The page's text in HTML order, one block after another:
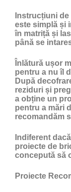
Instrucțiuni de
este simplă și
în matriță și
până se
Înlătură ușor
pentru a nu îl
După
reziduri și
a obține un
pentru a mări
recomandăm
Indiferent
proiecte de
concepută să
Proiecte